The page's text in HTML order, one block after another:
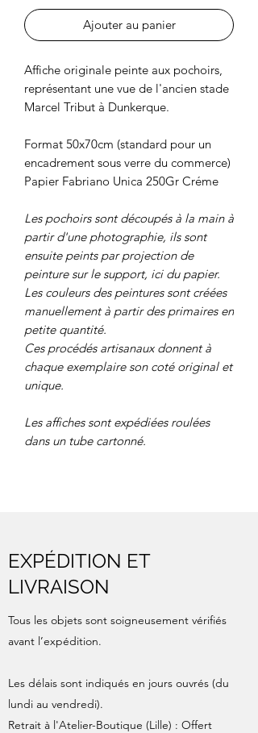
Ajouter au panier
Affiche originale peinte aux pochoirs,
représentant une vue de l'ancien stade
Marcel Tribut à Dunkerque.
Format 50x70cm (standard pour un
encadrement sous verre du commerce)
Papier Fabriano Unica 250Gr Créme
Les pochoirs sont découpés à la main à
partir d'une photographie, ils sont
ensuite peints par projection de
peinture sur le support, ici du papier.
Les couleurs des peintures sont créées
manuellement à partir des primaires en
petite quantité.
Ces procédés artisanaux donnent à
chaque exemplaire son coté original et
unique.
Les affiches sont expédiées roulées
dans un tube cartonné.
EXPÉDITION ET
LIVRAISON
Tous les objets sont soigneusement vérifiés
avant l’expédition.
Les délais sont indiqués en jours ouvrés (du
lundi au vendredi).
Retrait à l'Atelier-Boutique (Lille) : Offert